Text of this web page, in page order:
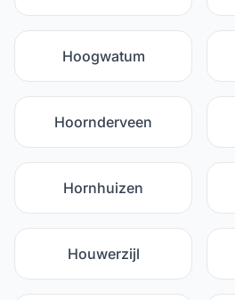
Hoogwatum
Hoornderveen
Hornhuizen
Houwerzijl